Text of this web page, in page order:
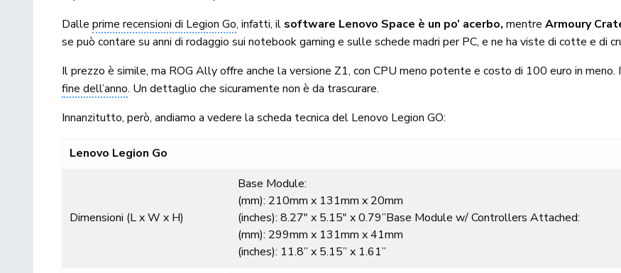
Dalleprime recensioni di Legion Go, infatti, il software Lenovo Space è un po’ acerbo, mentreArmoury
se può contare su anni di rodaggio sui notebook gaming e sulle schede madri per PC, e ne ha viste di cotte e di
Il prezzo è simile, ma ROG Ally offre anche la versione Z1, con CPU meno potente e costo di 100 euro in meno.
fine dell’anno. Un dettaglio che sicuramente non è da trascurare.
Innanzitutto, però, andiamo a vedere la scheda tecnica del Lenovo Legion GO:
Lenovo Legion Go
Dimensioni (L x W x H)
Base Module:
(mm): 210mm x 131mm x 20mm
(inches): 8.27″ x 5.15″ x 0.79”Base Module w/ Controllers Attached:
(mm): 299mm x 131mm x 41mm
(inches): 11.8” x 5.15” x 1.61”